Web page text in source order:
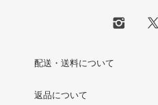
配送・送料について
返品について